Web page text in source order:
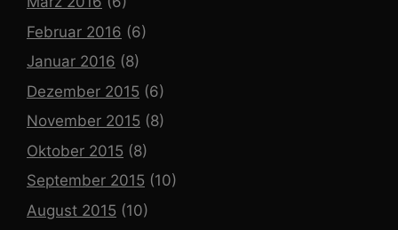
Februar 2016 (6)
Januar 2016 (8)
Dezember 2015 (6)
November 2015 (8)
Oktober 2015 (8)
September 2015 (10)
August 2015 (10)